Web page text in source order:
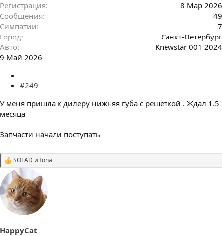
Регистрация
8 Мар 2026
Сообщения
49
Симпатии
7
Город
Санкт-Петербург
Авто
Knewstar 001 2024
9 Май 2026
#249
У меня пришла к дилеру нижняя губа с решеткой . Ждал 1.5
месяца
Запчасти начали поступать
С
м
п
а
и
:
SOFAD и Iona
HappyCat